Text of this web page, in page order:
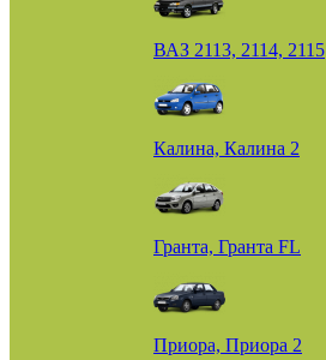
ВАЗ 2113, 2114, 2115
Калина, Калина 2
Гранта, Гранта FL
Приора, Приора 2